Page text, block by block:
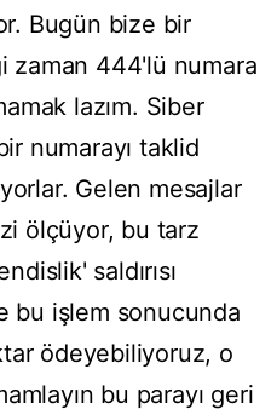
Bugün bize bir
zaman 444'lü numara
lazım. Siber
numarayı taklid
Gelen mesajlar
ölçüyor, bu tarz
saldırısı
bu işlem sonucunda
ödeyebiliyoruz, o
bu parayı geri